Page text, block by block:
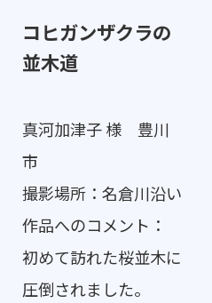
コヒガンザクラの
並木道
真河加津子 様 豊川
市
撮影場所：名倉川沿い
作品へのコメント：
初めて訪れた桜並木に
圧倒されました。